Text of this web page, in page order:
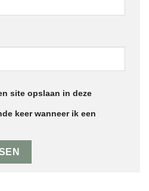
site opslaan in deze
keer wanneer ik een